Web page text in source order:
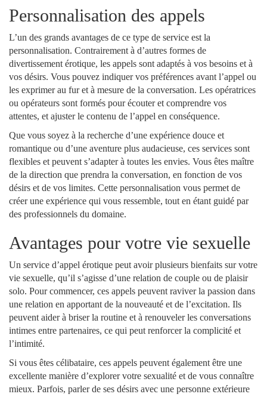
Personnalisation des appels
L’un des grands avantages de ce type de service est la
personnalisation. Contrairement à d’autres formes de
divertissement érotique, les appels sont adaptés à vos besoins et à
vos désirs. Vous pouvez indiquer vos préférences avant l’appel ou
les exprimer au fur et à mesure de la conversation. Les opératrices
ou opérateurs sont formés pour écouter et comprendre vos
attentes, et ajuster le contenu de l’appel en conséquence.
Que vous soyez à la recherche d’une expérience douce et
romantique ou d’une aventure plus audacieuse, ces services sont
flexibles et peuvent s’adapter à toutes les envies. Vous êtes maître
de la direction que prendra la conversation, en fonction de vos
désirs et de vos limites. Cette personnalisation vous permet de
créer une expérience qui vous ressemble, tout en étant guidé par
des professionnels du domaine.
Avantages pour votre vie sexuelle
Un service d’appel érotique peut avoir plusieurs bienfaits sur votre
vie sexuelle, qu’il s’agisse d’une relation de couple ou de plaisir
solo. Pour commencer, ces appels peuvent raviver la passion dans
une relation en apportant de la nouveauté et de l’excitation. Ils
peuvent aider à briser la routine et à renouveler les conversations
intimes entre partenaires, ce qui peut renforcer la complicité et
l’intimité.
Si vous êtes célibataire, ces appels peuvent également être une
excellente manière d’explorer votre sexualité et de vous connaître
mieux. Parfois, parler de ses désirs avec une personne extérieure